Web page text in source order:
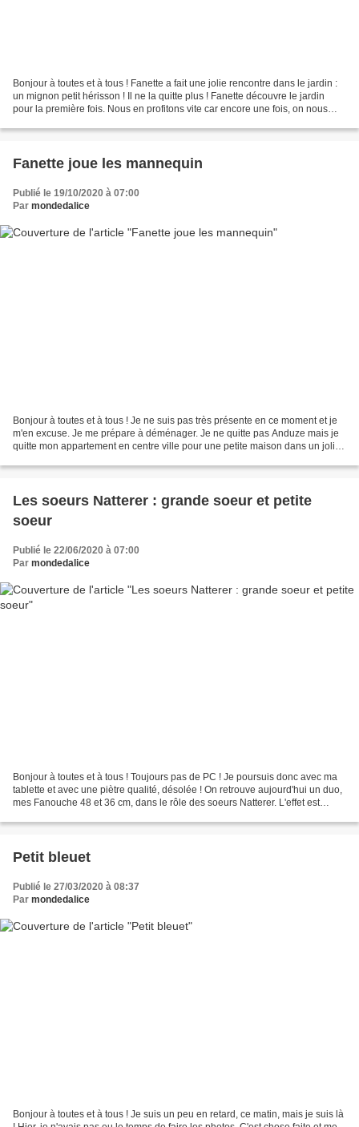
Bonjour à toutes et à tous ! Fanette a fait une jolie rencontre dans le jardin :
un mignon petit hérisson ! Il ne la quitte plus ! Fanette découvre le jardin
pour la première fois. Nous en profitons vite car encore une fois, on nous
Fanette joue les mannequin
Publié le 19/10/2020 à 07:00
Par mondedalice
Bonjour à toutes et à tous ! Je ne suis pas très présente en ce moment et je
m'en excuse. Je me prépare à déménager. Je ne quitte pas Anduze mais je
quitte mon appartement en centre ville pour une petite maison dans un joli
Les soeurs Natterer : grande soeur et petite
soeur
Publié le 22/06/2020 à 07:00
Par mondedalice
Bonjour à toutes et à tous ! Toujours pas de PC ! Je poursuis donc avec ma
tablette et avec une piètre qualité, désolée ! On retrouve aujourd'hui un duo,
mes Fanouche 48 et 36 cm, dans le rôle des soeurs Natterer. L'effet est
Petit bleuet
Publié le 27/03/2020 à 08:37
Par mondedalice
Bonjour à toutes et à tous ! Je suis un peu en retard, ce matin, mais je suis là